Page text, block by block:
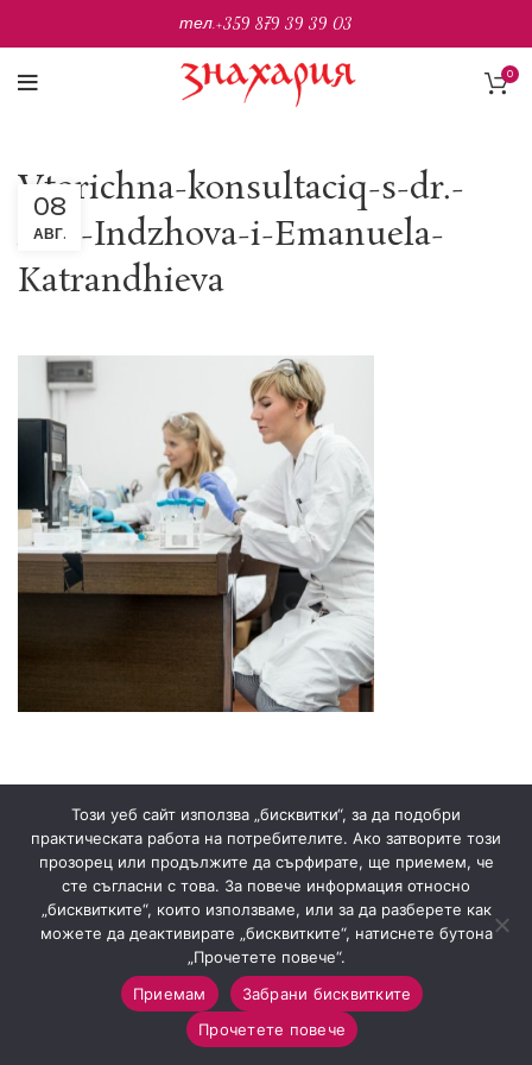
0
Vtorichna-konsultaciq-s-dr.-
Ana-Indzhova-i-Emanuela-
Katrandhieva
08
АВГ.
Знахария 2022Всички права запазени.
тел.+359 879 39 39 03
Любими
0
Количка
Този уеб сайт използва „бисквитки“, за да подобри
практическата работа на потребителите. Ако затворите този
прозорец или продължите да сърфирате, ще приемем, че
сте съгласни с това. За повече информация относно
„бисквитките“, които използваме, или за да разберете как
можете да деактивирате „бисквитките“, натиснете бутона
„Прочетете повече“.
Приемам
Забрани бисквитките
Прочетете повече